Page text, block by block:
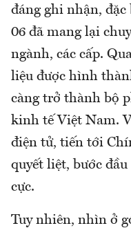
đáng ghi nhận,
06 đã mang lại
ngành, các cấp.
liệu được hình
càng trở thành bộ
kinh tế Việt Nam.
điện tử, tiến tới
quyết liệt, bước
cực.
Tuy nhiên, nhìn ở